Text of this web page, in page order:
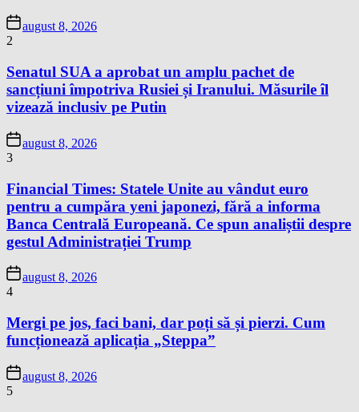
august 8, 2026
2
Senatul SUA a aprobat un amplu pachet de
sancțiuni împotriva Rusiei și Iranului. Măsurile îl
vizează inclusiv pe Putin
august 8, 2026
3
Financial Times: Statele Unite au vândut euro
pentru a cumpăra yeni japonezi, fără a informa
Banca Centrală Europeană. Ce spun analiștii despre
gestul Administrației Trump
august 8, 2026
4
Mergi pe jos, faci bani, dar poți să și pierzi. Cum
funcționează aplicația „Steppa”
august 8, 2026
5